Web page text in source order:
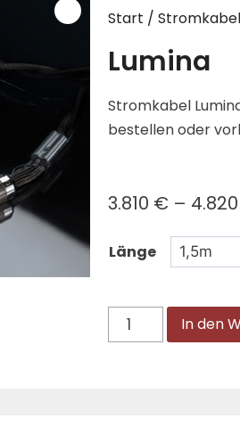
Start / Stromkabel
Lumina
Stromkabel
bestellen oder
3.810 € – 4.820
Länge
In den